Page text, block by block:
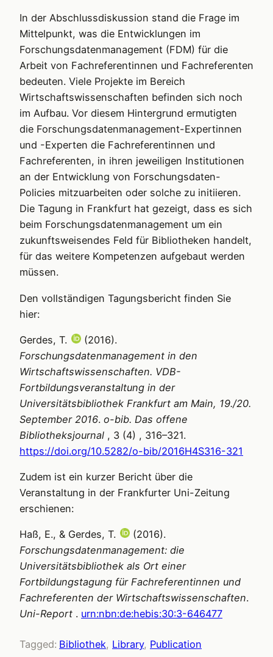
In der Abschlussdiskussion stand die Frage im
Mittelpunkt, was die Entwicklungen im
Forschungsdatenmanagement (FDM) für die
Arbeit von Fachreferentinnen und Fachreferenten
bedeuten. Viele Projekte im Bereich
Wirtschaftswissenschaften befinden sich noch
im Aufbau. Vor diesem Hintergrund ermutigten
die Forschungsdatenmanagement-Expertinnen
und -Experten die Fachreferentinnen und
Fachreferenten, in ihren jeweiligen Institutionen
an der Entwicklung von Forschungsdaten-
Policies mitzuarbeiten oder solche zu initiieren.
Die Tagung in Frankfurt hat gezeigt, dass es sich
beim Forschungsdatenmanagement um ein
zukunftsweisendes Feld für Bibliotheken handelt,
für das weitere Kompetenzen aufgebaut werden
müssen.
Den vollständigen Tagungsbericht finden Sie
hier:
Gerdes, T. (2016).
Forschungsdatenmanagement in den
Wirtschaftswissenschaften. VDB-
Fortbildungsveranstaltung in der
Universitätsbibliothek Frankfurt am Main, 19./20.
September 2016. o-bib. Das offene
Bibliotheksjournal , 3 (4) , 316–321.
https://doi.org/10.5282/o-bib/2016H4S316-321
Zudem ist ein kurzer Bericht über die
Veranstaltung in der Frankfurter Uni-Zeitung
erschienen:
Haß, E., & Gerdes, T. (2016).
Forschungsdatenmanagement: die
Universitätsbibliothek als Ort einer
Fortbildungstagung für Fachreferentinnen und
Fachreferenten der Wirtschaftswissenschaften.
Uni-Report . urn:nbn:de:hebis:30:3-646477
Tagged: Bibliothek, Library, Publication